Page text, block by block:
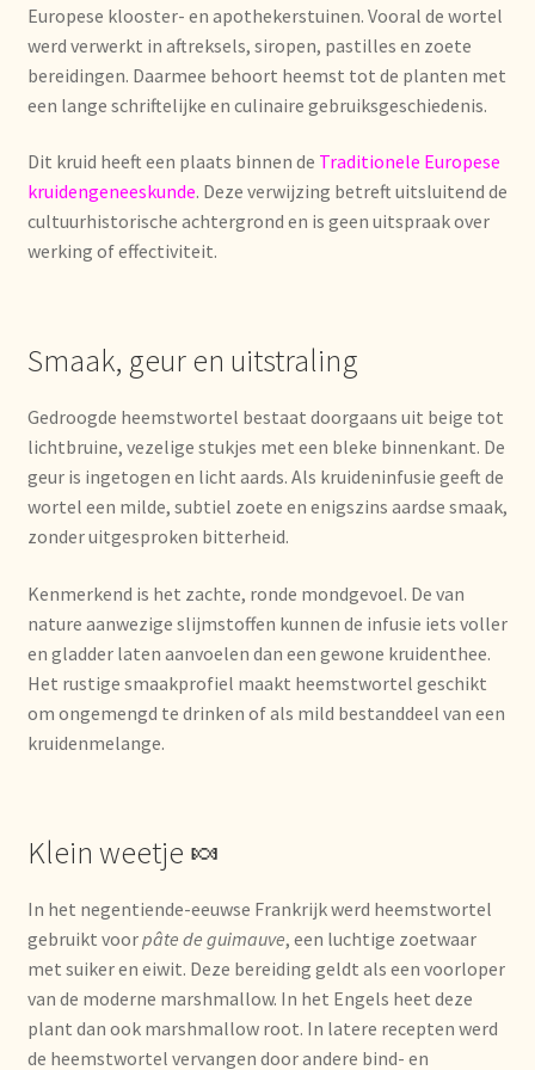
Mentions légales
Mijn account
Mijn Favorieten
Multilingualism
Multilingüismo.
Newsletter
Newsletter
Notre vision du thé
Nuestra visión del té
Online shop
Onze visie op thee
Ordering and delivery time
Organic certificates
Our vision on tea
Europese klooster- en apothekerstuinen. Vooral de wortel
werd verwerkt in aftreksels, siropen, pastilles en zoete
bereidingen. Daarmee behoort heemst tot de planten met
een lange schriftelijke en culinaire gebruiksgeschiedenis.
Dit kruid heeft een plaats binnen de Traditionele Europese
kruidengeneeskunde. Deze verwijzing betreft uitsluitend de
cultuurhistorische achtergrond en is geen uitspraak over
werking of effectiviteit.
Smaak, geur en uitstraling
Gedroogde heemstwortel bestaat doorgaans uit beige tot
lichtbruine, vezelige stukjes met een bleke binnenkant. De
geur is ingetogen en licht aards. Als kruideninfusie geeft de
wortel een milde, subtiel zoete en enigszins aardse smaak,
zonder uitgesproken bitterheid.
Kenmerkend is het zachte, ronde mondgevoel. De van
nature aanwezige slijmstoffen kunnen de infusie iets voller
en gladder laten aanvoelen dan een gewone kruidenthee.
Het rustige smaakprofiel maakt heemstwortel geschikt
om ongemengd te drinken of als mild bestanddeel van een
kruidenmelange.
Klein weetje 🍬
In het negentiende-eeuwse Frankrijk werd heemstwortel
gebruikt voorpâte de guimauve, een luchtige zoetwaar
met suiker en eiwit. Deze bereiding geldt als een voorloper
van de moderne marshmallow. In het Engels heet deze
plant dan ook marshmallow root. In latere recepten werd
de heemstwortel vervangen door andere bind- en